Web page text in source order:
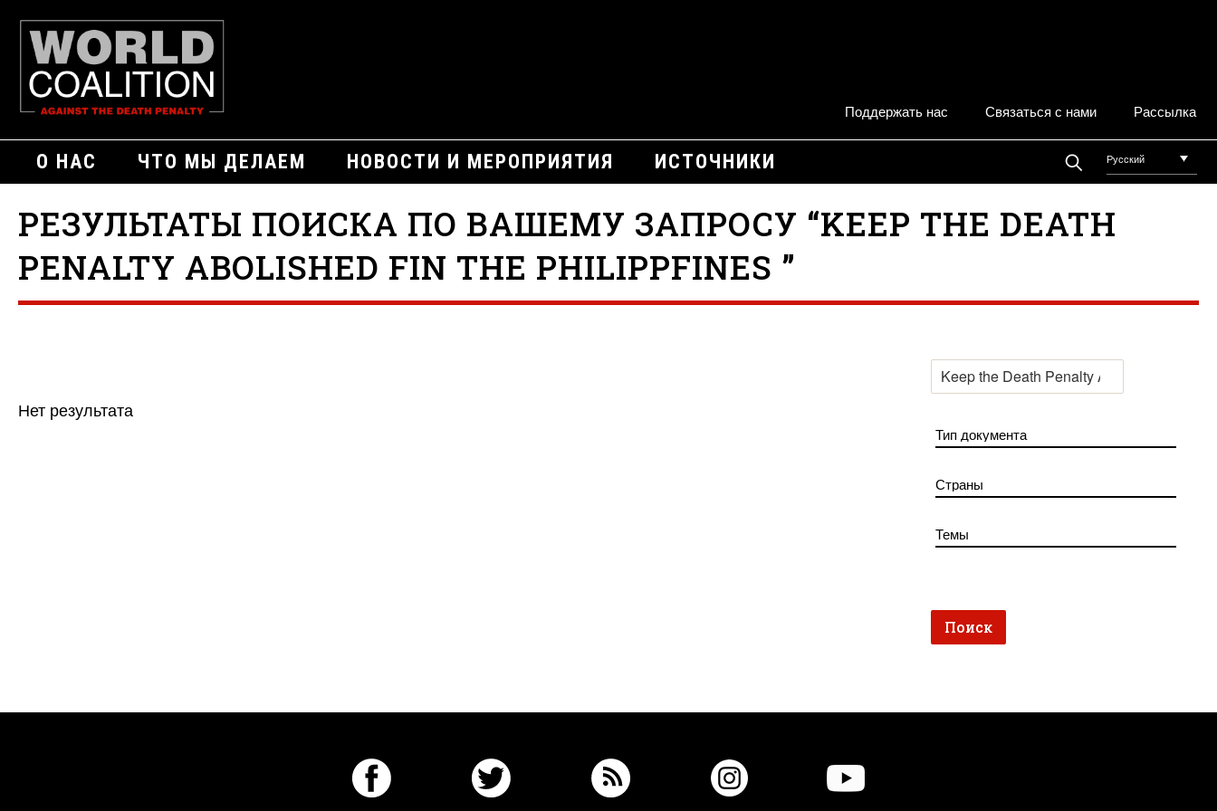
Поддержать нас Связаться с нами Рассылка
О НАС ЧТО МЫ ДЕЛАЕМ НОВОСТИ И МЕРОПРИЯТИЯ ИСТОЧНИКИ Русский
РЕЗУЛЬТАТЫ ПОИСКА ПО ВАШЕМУ ЗАПРОСУ “KEEP THE DEATH
PENALTY ABOLISHED FIN THE PHILIPPFINES ”
Нет результата